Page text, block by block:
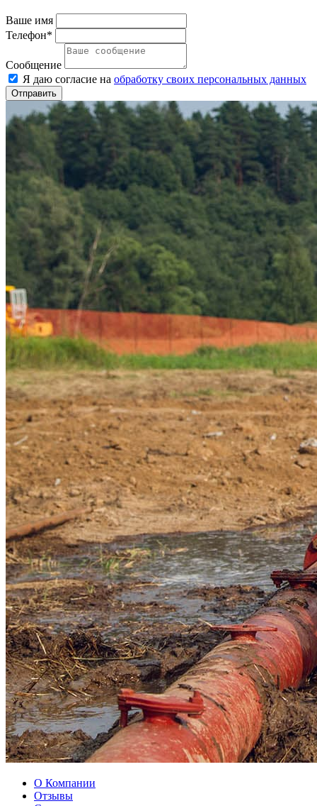
Ваше имя
Телефон*
Сообщение
Я даю согласие на обработку своих персональных данных
Отправить
О Компании
Отзывы